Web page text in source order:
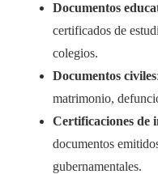
Documentos
certificados de
colegios.
Documentos civiles
matrimonio,
Certificaciones de
documentos
gubernamentales.